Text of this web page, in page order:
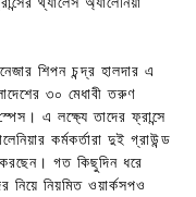
শিপন চন্দ্র হালদার এ
৩০ মেধাবী তরুণ
এ লক্ষ্যে তাদের ফ্রান্সে
কর্মকর্তারা দুই গ্রাউন্ড
করছেন। গত কিছুদিন ধরে
নিয়ে নিয়মিত ওয়ার্কসপও